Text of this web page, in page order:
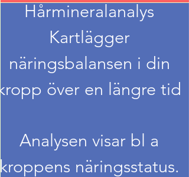
Hårmineralanalys
Kartlägger
näringsbalansen i din
över en längre tid
Analysen visar bl a
näringsstatus.